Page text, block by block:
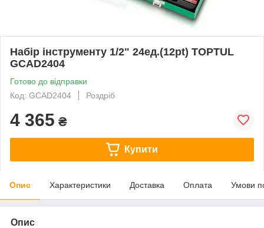
Набір інструменту 1/2" 24ед.(12pt) TOPTUL
GCAD2404
Готово до відправки
Код: GCAD2404
Роздріб
4 365 ₴
Купити
Опис Характеристики Доставка Оплата Умови
Опис